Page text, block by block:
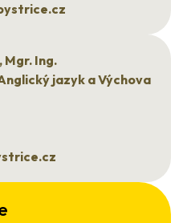
Mgr. Ing.
jazyk a Výchova